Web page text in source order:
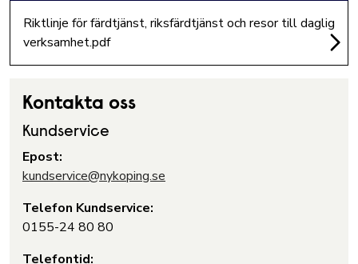
Riktlinje för färdtjänst, riksfärdtjänst och resor till daglig
verksamhet.pdf
Kontakta oss
Kundservice
Epost:
kundservice@nykoping.se
Telefon Kundservice:
0155-24 80 80
Telefontid: